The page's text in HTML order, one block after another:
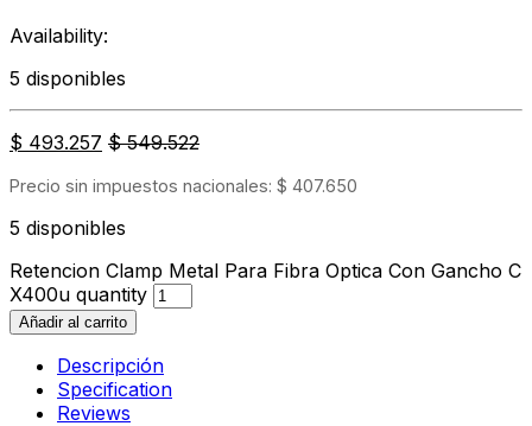
Availability:
5 disponibles
$ 493.257 $549.522
Precio sin impuestos nacionales: $ 407.650
5 disponibles
Retencion Clamp Metal Para Fibra Optica Con Gancho C
X400u quantity
Añadir al carrito
Descripción
Specification
Reviews